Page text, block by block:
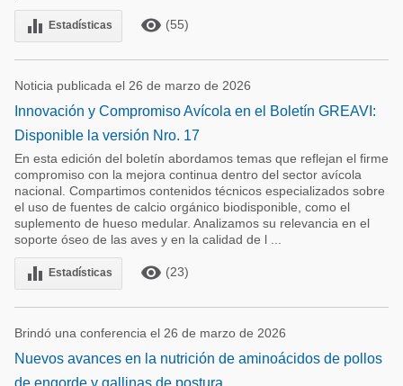
equalizer Estadísticas remove_red_eye (55)
Noticia publicada el 26 de marzo de 2026
Innovación y Compromiso Avícola en el Boletín GREAVI:
Disponible la versión Nro. 17
En esta edición del boletín abordamos temas que reflejan el firme
compromiso con la mejora continua dentro del sector avícola
nacional. Compartimos contenidos técnicos especializados sobre
el uso de fuentes de calcio orgánico biodisponible, como el
suplemento de hueso medular. Analizamos su relevancia en el
soporte óseo de las aves y en la calidad de l ...
equalizer Estadísticas remove_red_eye (23)
Brindó una conferencia el 26 de marzo de 2026
Nuevos avances en la nutrición de aminoácidos de pollos
de engorde y gallinas de postura